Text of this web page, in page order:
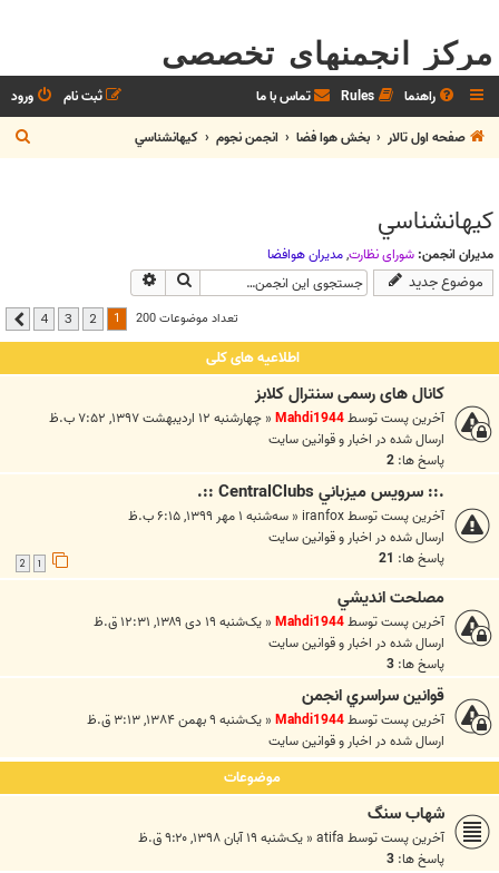
مرکز انجمنهای تخصصی
راهنما Rules تماس با ما ورود
ثبت نام
صفحه اول تالار
بخش هوا فضا انجمن نجوم كيهانشناسي
ج
س
كيهانشناسي
مدیران انجمن: شوراي نظارت,مديران هوافضا
موضوع جدید جستجو
تعداد موضوعات 200 2
3
4 بعدی
اطلاعیه های کلی
کانال های رسمی سنترال کلابز
آخرین پست توسطMahdi1944
« چهارشنبه ۱۲ اردیبهشت ۱۳۹۷, ۷:۵۲ ب.ظ
ارسال شده در اخبار و قوانين سايت
پاسخ ها: 2
.:: سرويس ميزباني CentralClubs ::.
آخرین پست توسطiranfox
« سه‌شنبه ۱ مهر ۱۳۹۹, ۶:۱۵ ب.ظ
ارسال شده در اخبار و قوانين سايت
پاسخ ها: 21
مصلحت انديشي
آخرین پست توسطMahdi1944
« یک‌شنبه ۱۹ دی ۱۳۸۹, ۱۲:۳۱ ق.ظ
ارسال شده در اخبار و قوانين سايت
پاسخ ها: 3
قوانين سراسري انجمن
آخرین پست توسطMahdi1944
« یک‌شنبه ۹ بهمن ۱۳۸۴, ۳:۱۳ ق.ظ
ارسال شده در اخبار و قوانين سايت
موضوعات
شهاب سنگ
آخرین پست توسطatifa
« یک‌شنبه ۱۹ آبان ۱۳۹۸, ۹:۲۰ ق.ظ
پاسخ ها: 3